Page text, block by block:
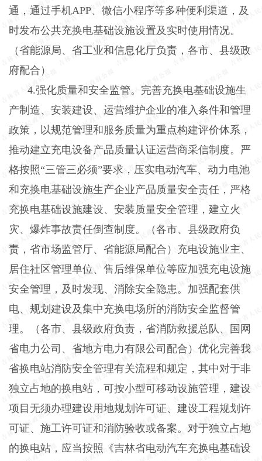
通，通过手机APP、微信小程序等多种便利渠道，及
时发布公共充换电基础设施设置及实时使用情况。
（省能源局、省工业和信息化厅负责，各市、县级政
府配合）
4.强化质量和安全监管。完善充换电基础设施生
产制造、安装建设、运营维护企业的准入条件和管理
政策，以规范管理和服务质量为重点构建评价体系，
推动建立充电设备产品质量认证运营商采信制度。严
格按照“三管三必须”要求，压实电动汽车、动力电池
和充换电基础设施生产企业产品质量安全责任，严格
充换电基础设施建设、安装质量安全管理，建立火
灾、爆炸事故责任倒查制度。（各市、县级政府负
责，省市场监管厅、省能源局配合）充电设施业主、
居住社区管理单位、售后维保单位等应加强充电设施
安全管理，及时发现、消除安全隐患。加强配套供
电、规划建设及集中充换电场所的消防安全监督管
理。（各市、县级政府负责，省消防救援总队、国网
省电力公司、省地方电力有限公司配合）优化完善我
省换电站消防安全管理有关流程和规定，其中对于非
独立占地的换电站，可按小型可移动设施管理，建设
项目无须办理建设用地规划许可证、建设工程规划许
可证、施工许可证和消防验收或备案。对于独立占地
的换电站，应当按照《吉林省电动汽车充换电基础设